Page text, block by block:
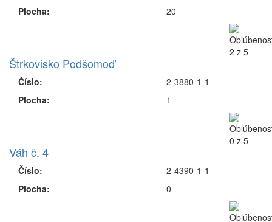
Plocha:
20
Štrkovisko Podšomoď
Číslo:
Plocha:
2-3880-1-1
1
Váh č. 4
Číslo:
Plocha:
2-4390-1-1
0